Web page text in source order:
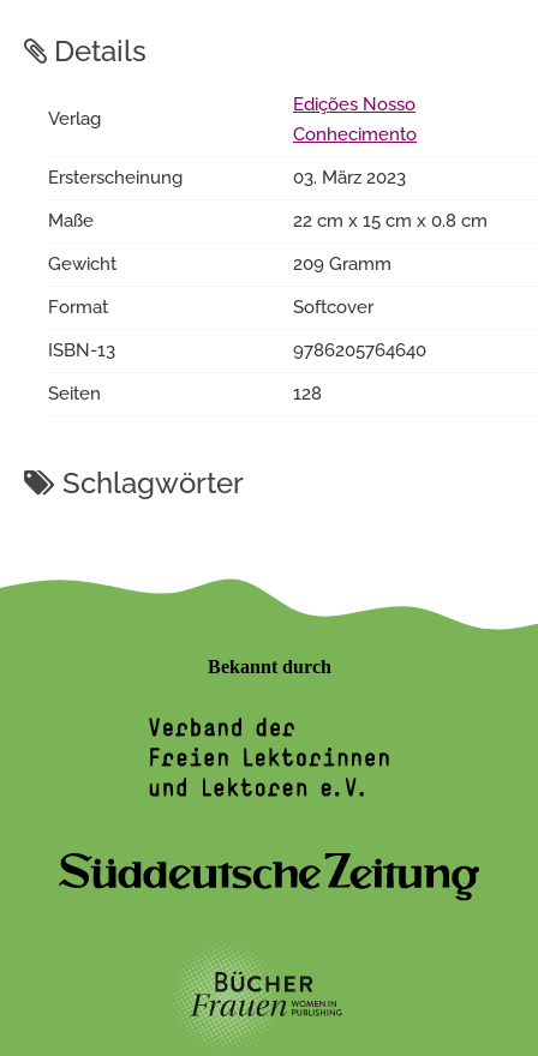
Details
Verlag
Edições Nosso
Conhecimento
Ersterscheinung
03. März 2023
Maße
22 cm x 15 cm x 0.8 cm
Gewicht
209 Gramm
Format
Softcover
ISBN-13
9786205764640
Seiten
128
Schlagwörter
Bekannt durch